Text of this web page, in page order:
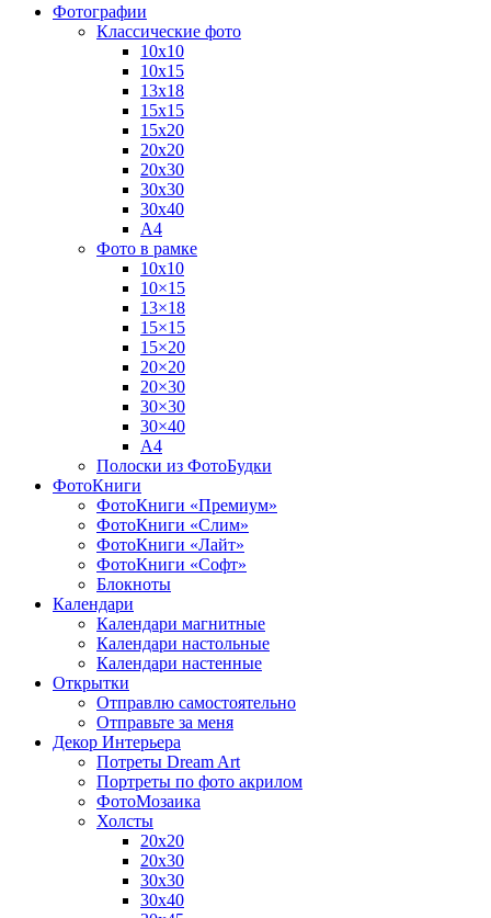
Фотографии
Классические фото
10х10
10х15
13х18
15х15
15х20
20х20
20х30
30х30
30х40
А4
Фото в рамке
10х10
10×15
13×18
15×15
15×20
20×20
20×30
30×30
30×40
A4
Полоски из ФотоБудки
ФотоКниги
ФотоКниги «Премиум»
ФотоКниги «Слим»
ФотоКниги «Лайт»
ФотоКниги «Софт»
Блокноты
Календари
Календари магнитные
Календари настольные
Календари настенные
Открытки
Отправлю самостоятельно
Отправьте за меня
Декор Интерьера
Потреты Dream Art
Портреты по фото акрилом
ФотоМозаика
Холсты
20х20
20х30
30х30
30х40